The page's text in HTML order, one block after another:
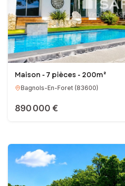
Maison - 7 pièces - 200m²
Bagnols-En-Foret (83600)
890 000 €